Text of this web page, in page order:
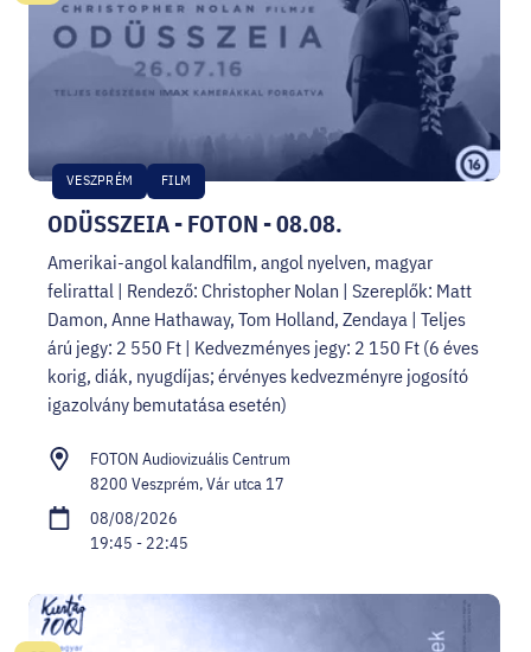
ODÜSSZEIA - FOTON - 08.08.
VESZPRÉM FILM
Amerikai-angol kalandfilm, angol nyelven, magyar
felirattal | Rendező: Christopher Nolan | Szereplők: Matt
Damon, Anne Hathaway, Tom Holland, Zendaya | Teljes
árú jegy: 2 550 Ft | Kedvezményes jegy: 2 150 Ft (6 éves
korig, diák, nyugdíjas; érvényes kedvezményre jogosító
igazolvány bemutatása esetén)
FOTON Audiovizuális Centrum
8200 Veszprém, Vár utca 17
08/08/2026
19:45 - 22:45